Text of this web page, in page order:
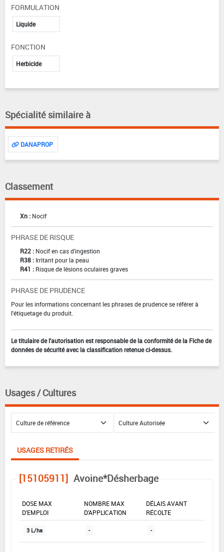
FORMULATION
Liquide
FONCTION
Herbicide
Spécialité similaire à
DANAPROP
Classement
Xn : Nocif
PHRASE DE RISQUE
R22 : Nocif en cas d'ingestion
R38 : Irritant pour la peau
R41 : Risque de lésions oculaires graves
PHRASE DE PRUDENCE
Pour les informations concernant les phrases de prudence se référer à
l'étiquetage du produit.
Le titulaire de l'autorisation est responsable de la conformité de la Fiche de
données de sécurité avec la classification retenue ci-dessus.
Usages / Cultures
USAGES RETIRÉS
[15105911] Avoine*Désherbage
DOSE MAX
D'EMPLOI
NOMBRE MAX
D'APPLICATION
DÉLAIS AVANT
RÉCOLTE
3 L/ha - -